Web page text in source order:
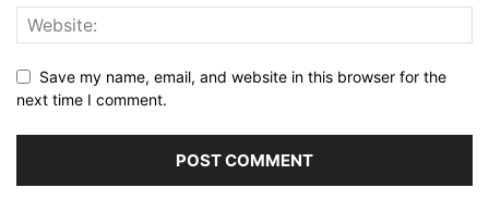
Save my name, email, and website in this browser for the
next time I comment.